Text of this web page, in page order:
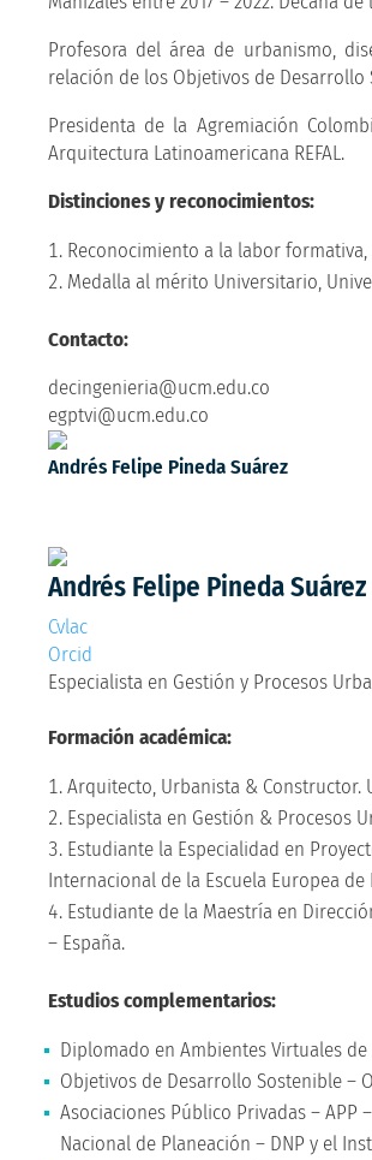
Profesora del área de urbanismo,
relación de los Objetivos de
Presidenta de la Agremiación
Arquitectura Latinoamericana REFAL.
Distinciones y reconocimientos:
Reconocimiento a la labor
Medalla al mérito Universitario,
Contacto:
decingenieria@ucm.edu.co
egptvi@ucm.edu.co
Andrés Felipe Pineda Suárez
Andrés Felipe Pineda Suárez
Cvlac
Orcid
Especialista en Gestión y Procesos
Formación académica:
Arquitecto, Urbanista & Constructor.
Especialista en Gestión & Procesos
Estudiante la Especialidad en
Internacional de la Escuela Europea
Estudiante de la Maestría en
– España.
Estudios complementarios:
Diplomado en Ambientes Virtuales de
Objetivos de Desarrollo Sostenible –
Asociaciones Público Privadas –
Nacional de Planeación – DNP y el